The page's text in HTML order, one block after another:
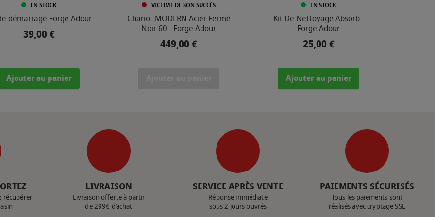
EN STOCK
démarrage Forge Adour
Prix
39,00 €
Ajouter au panier
VICTIME DE SON SUCCÈS
Chariot MODERN Acier Fermé
Noir 60 - Forge Adour
Prix
449,00 €
EN STOCK
Kit De Nettoyage Absorb -
Forge Adour
Prix
25,00 €
Ajouter au panier
récupérer
LIVRAISON
Livraison offerte à partir
de 299€ d’achat
SERVICE APRÈS VENTE
Réponse immédiate
sous 2 jours ouvrés
PAIEMENTS SÉCURISÉS
Tous les paiements sont
réalisés avec cryptage SSL